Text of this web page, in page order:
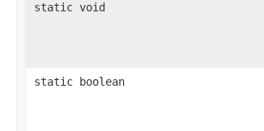
static void
static boolean